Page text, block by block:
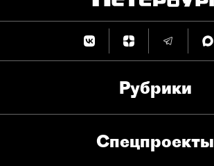
Рубрики
Спец­проекты